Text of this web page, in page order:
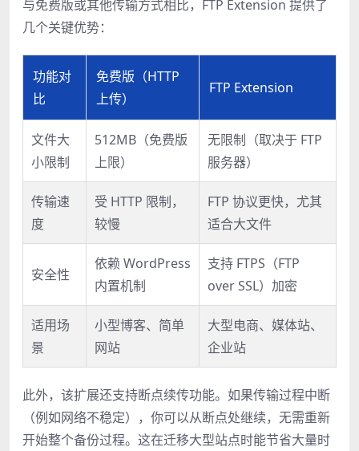
与免费版或其他传输方式相比，FTP Extension 提供了
几个关键优势：
功能对
比
免费版（HTTP
上传）
FTP Extension
文件大
小限制
512MB（免费版
上限）
无限制（取决于 FTP
服务器）
传输速
度
受 HTTP 限制，
较慢
FTP 协议更快，尤其
适合大文件
安全性
依赖 WordPress
内置机制
支持 FTPS（FTP
over SSL）加密
适用场
景
小型博客、简单
网站
大型电商、媒体站、
企业站
此外，该扩展还支持断点续传功能。如果传输过程中断
（例如网络不稳定），你可以从断点处继续，无需重新
开始整个备份过程。这在迁移大型站点时能节省大量时